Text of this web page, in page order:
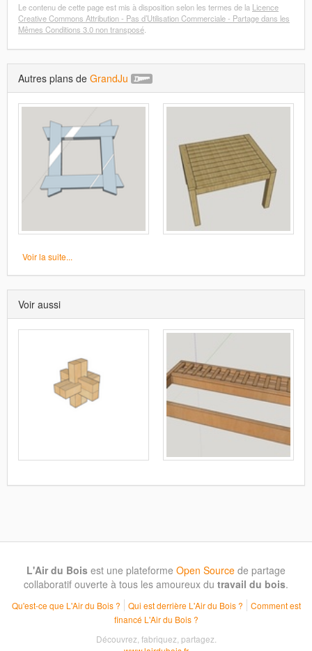
Le contenu de cette page est mis à disposition selon les termes de la Licence
Creative Commons Attribution - Pas d’Utilisation Commerciale - Partage dans les
Mêmes Conditions 3.0 non transposé
Autres plans de GrandJu
Voir la suite...
Voir aussi
L'Air du Bois est une plateforme Open Source de partage
collaboratif ouverte à tous les amoureux du travail du bois.
Qu'est-ce que L'Air du Bois ? Qui est derrière L'Air du Bois ?
Comment est
financé L'Air du Bois ?
Découvrez, fabriquez, partagez.